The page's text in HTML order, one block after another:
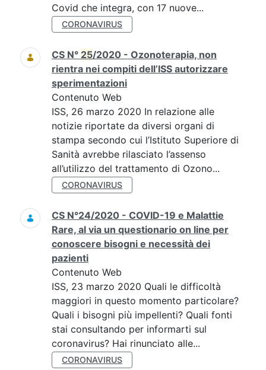
Covid che integra, con 17 nuove...
CORONAVIRUS
CS N° 25/2020 - Ozonoterapia, non
rientra nei compiti dell’ISS autorizzare
sperimentazioni
Contenuto Web
ISS, 26 marzo 2020 In relazione alle
notizie riportate da diversi organi di
stampa secondo cui l’Istituto Superiore di
Sanità avrebbe rilasciato l’assenso
all’utilizzo del trattamento di Ozono...
CORONAVIRUS
CS N°24/2020 - COVID-19 e Malattie
Rare, al via un questionario on line per
conoscere bisogni e necessità dei
pazienti
Contenuto Web
ISS, 23 marzo 2020 Quali le difficoltà
maggiori in questo momento particolare?
Quali i bisogni più impellenti? Quali fonti
stai consultando per informarti sul
coronavirus? Hai rinunciato alle...
CORONAVIRUS